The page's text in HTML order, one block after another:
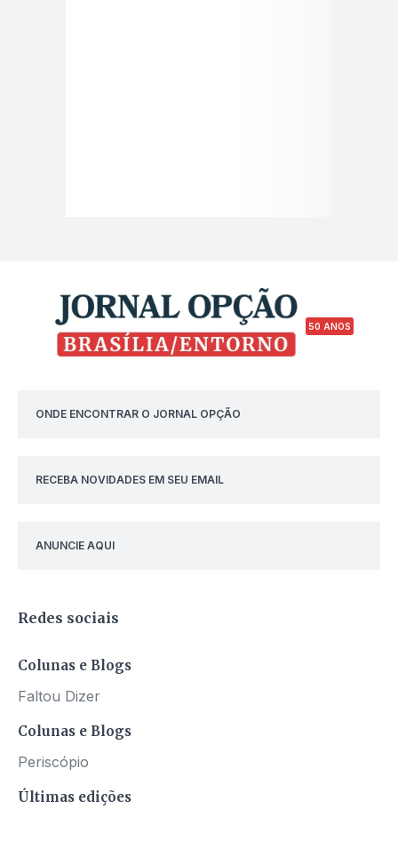
50 ANOS
ONDE ENCONTRAR O JORNAL OPÇÃO
RECEBA NOVIDADES EM SEU EMAIL
ANUNCIE AQUI
Redes sociais
Colunas e Blogs
Faltou Dizer
Colunas e Blogs
Periscópio
Últimas edições